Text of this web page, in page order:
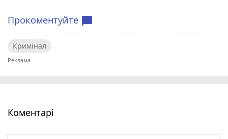
Прокоментуйте chat_bubble
Кримінал
Коментарі